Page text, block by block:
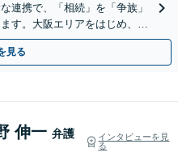
連携で、「相続」を「争族」
す。大阪エリアをはじめ、出
回相談無料】
見る
伸一 弁護
インタビューを見
る